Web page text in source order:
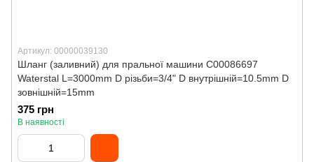
Артикул: 00000039130
Шланг (заливний) для пральної машини C00086697
Waterstal L=3000mm D різьби=3/4" D внутрішній=10.5mm D
зовнішній=15mm
375 грн
В наявності